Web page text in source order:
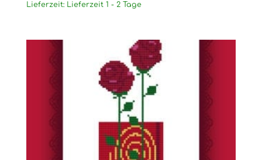
Lieferzeit: Lieferzeit 1 - 2 Tage